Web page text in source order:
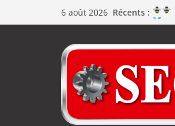
6 août 2026 Récents :